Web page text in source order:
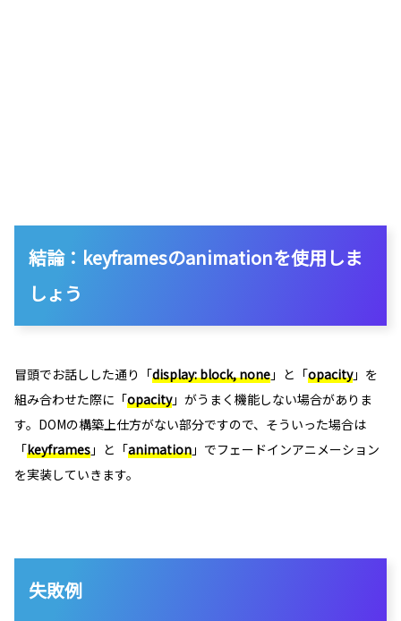
結論：keyframesのanimationを使用しま
しょう
冒頭でお話しした通り「display: block, none 」と「opacity」を
組み合わせた際に「opacity」がうまく機能しない場合がありま
す。DOMの構築上仕方がない部分ですので、そういった場合は
「keyframes 」と「animation 」でフェードインアニメーション
を実装していきます。
失敗例